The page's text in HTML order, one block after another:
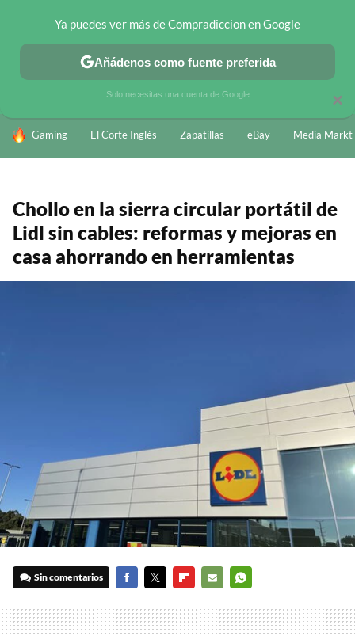
CHOLLOS TELEGRAM OFERTAS EN MÓVILES OFERTAS EN
HOY SE HABLA DE
Gaming El Corte Inglés Zapatillas eBay Media Markt
Chollo en la sierra circular portátil de
Lidl sin cables: reformas y mejoras en
casa ahorrando en herramientas
Sin comentarios
MAIL
×
Ya puedes ver más de Compradiccion en Google
Añádenos como fuente preferida
Solo necesitas una cuenta de Google